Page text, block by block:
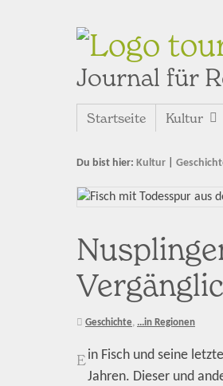
Journal für
Startseite Kultur
Du bist hier: Kultur
Geschichte, ...in Regionen
Ein Fisch und seine
Jahren. Dieser und